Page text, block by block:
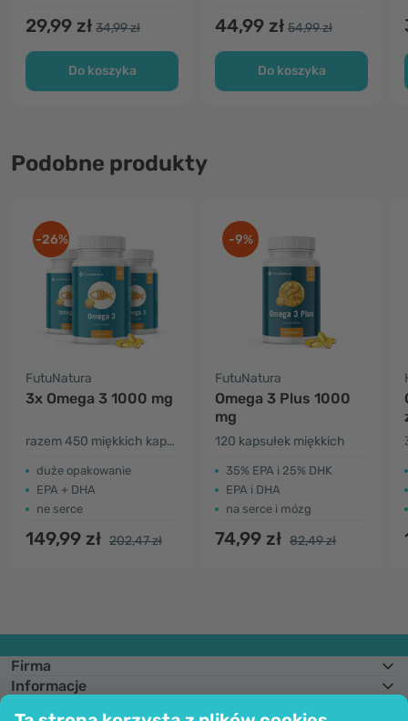
29,99 zł 34,99 zł
Do koszyka
44,99 zł 54,99 zł
Do koszyka
Podobne produkty
-26%
FutuNatura
3x Omega 3 1000 mg
razem 450 miękkich kapsułek
duże opakowanie
EPA + DHA
ne serce
149,99 zł 202,47 zł
-9%
FutuNatura
Omega 3 Plus 1000
mg
120 kapsułek miękkich
35% EPA i 25% DHK
EPA i DHA
na serce i mózg
74,99 zł 82,49 zł
Firma
Informacje